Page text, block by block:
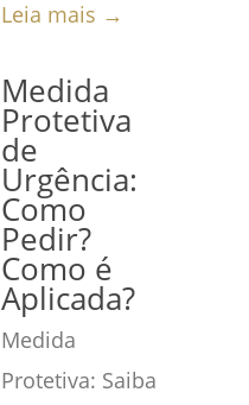
Leia mais →
Medida
Protetiva
de
Urgência:
Como
Pedir?
Como é
Aplicada?
Medida
Protetiva: Saiba